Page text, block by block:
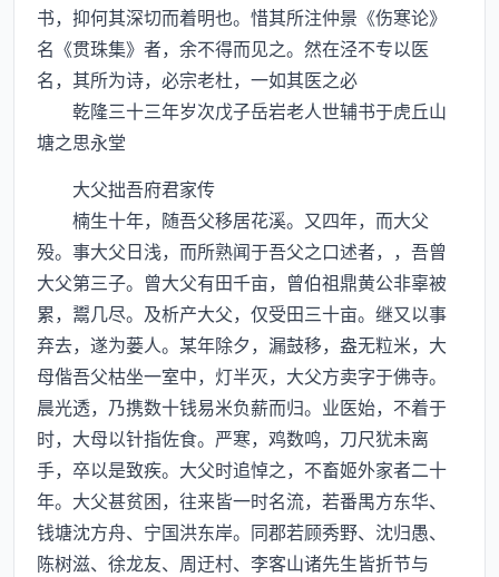
书，抑何其深切而着明也。惜其所注仲景《伤寒论》
名《贯珠集》者，余不得而见之。然在泾不专以医
名，其所为诗，必宗老杜，一如其医之必
乾隆三十三年岁次戊子岳岩老人世辅书于虎丘山
塘之思永堂
大父拙吾府君家传
楠生十年，随吾父移居花溪。又四年，而大父
殁。事大父日浅，而所熟闻于吾父之口述者，，吾曾
大父第三子。曾大父有田千亩，曾伯祖鼎黄公非辜被
累，鬻几尽。及析产大父，仅受田三十亩。继又以事
弃去，遂为蒌人。某年除夕，漏鼓移，盎无粒米，大
母偕吾父枯坐一室中，灯半灭，大父方卖字于佛寺。
晨光透，乃携数十钱易米负薪而归。业医始，不着于
时，大母以针指佐食。严寒，鸡数鸣，刀尺犹未离
手，卒以是致疾。大父时追悼之，不畜姬外家者二十
年。大父甚贫困，往来皆一时名流，若番禺方东华、
钱塘沈方舟、宁国洪东岸。同郡若顾秀野、沈归愚、
陈树滋、徐龙友、周迂村、李客山诸先生皆折节与